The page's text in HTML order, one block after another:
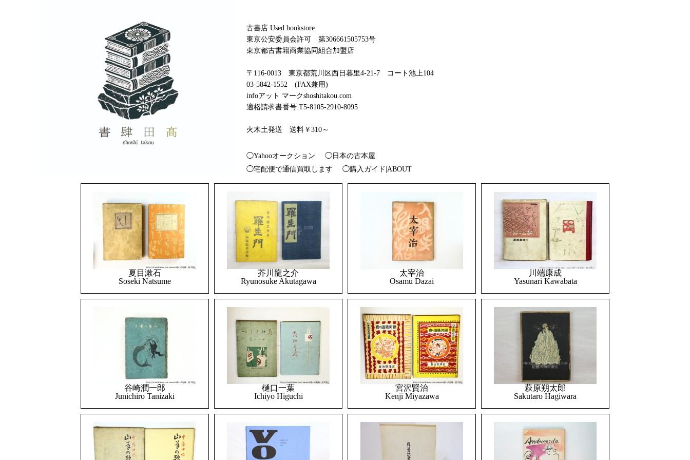
古書店 Used bookstore
東京公安委員会許可 第306661505753号
東京都古書籍商業協同組合加盟店
〒116-0013 東京都荒川区西日暮里4-21-7 コート池上104
03-5842-1552 (FAX兼用)
infoアット マークshoshitakou.com
適格請求書番号:T5-8105-2910-8095
火木土発送 送料￥310～
◯Yahooオークション
◯日本の古本屋
◯宅配便で通信買取します
◯購入ガイド|ABOUT
夏目漱石
Soseki Natsume
芥川龍之介
Ryunosuke Akutagawa
太宰治
Osamu Dazai
川端康成
Yasunari Kawabata
谷崎潤一郎
Junichiro Tanizaki
樋口一葉
Ichiyo Higuchi
宮沢賢治
Kenji Miyazawa
萩原朔太郎
Sakutaro Hagiwara